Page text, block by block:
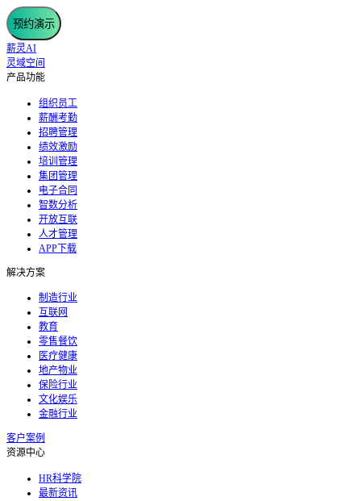
预约演示
薪灵AI
灵域空间
产品功能
组织员工
薪酬考勤
招聘管理
绩效激励
培训管理
集团管理
电子合同
智数分析
开放互联
人才管理
APP下载
解决方案
制造行业
互联网
教育
零售餐饮
医疗健康
地产物业
保险行业
文化娱乐
金融行业
客户案例
资源中心
HR科学院
最新资讯